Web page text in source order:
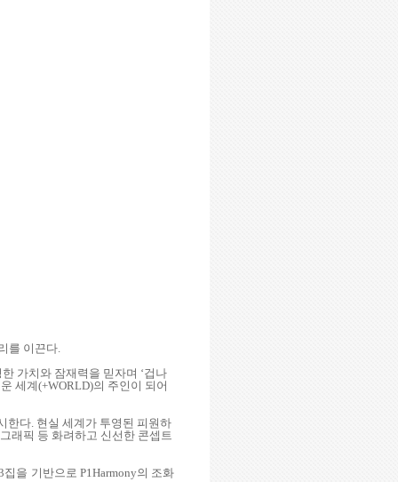
를 이끈다.
가치와 잠재력을 믿자며 ‘겁나
세계(+WORLD)의 주인이 되어
한다. 현실 세계가 투영된 피원하
래픽 등 화려하고 신선한 콘셉트
집을 기반으로 P1Harmony의 조화